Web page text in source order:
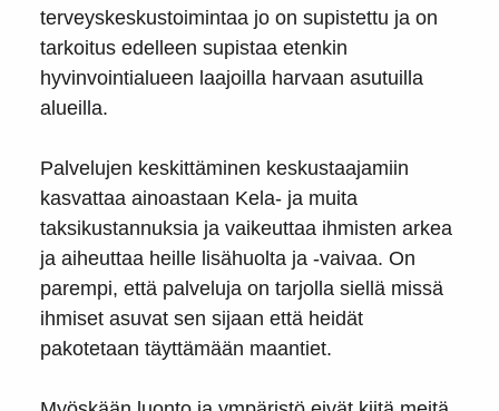
terveyskeskustoimintaa jo on supistettu ja on
tarkoitus edelleen supistaa etenkin
hyvinvointialueen laajoilla harvaan asutuilla
alueilla.
Palvelujen keskittäminen keskustaajamiin
kasvattaa ainoastaan Kela- ja muita
taksikustannuksia ja vaikeuttaa ihmisten arkea
ja aiheuttaa heille lisähuolta ja -vaivaa. On
parempi, että palveluja on tarjolla siellä missä
ihmiset asuvat sen sijaan että heidät
pakotetaan täyttämään maantiet.